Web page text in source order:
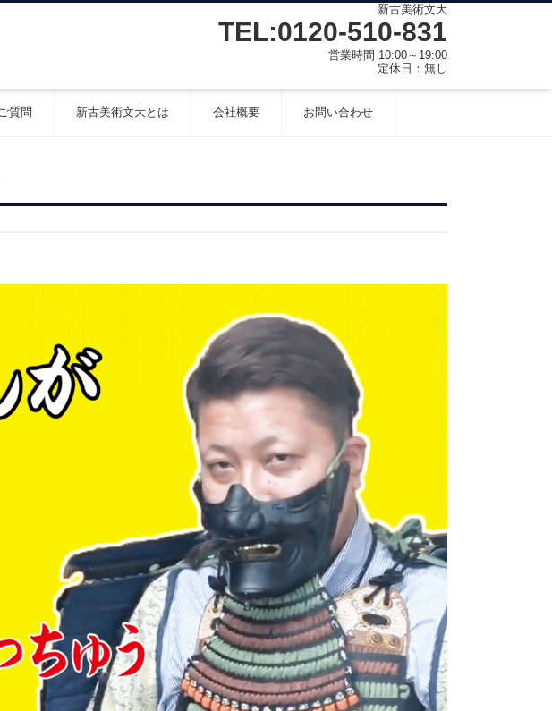
新古美術文大
TEL:0120-510-831
営業時間 10:00～19:00
定休日：無し
質問 新古美術文大とは 会社概要 お問い合わせ